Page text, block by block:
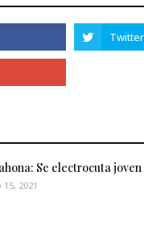
Se electrocuta
15, 2021